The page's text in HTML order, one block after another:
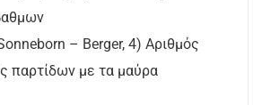
– Berger, 4) Αριθμός
παρτίδων με τα μαύρα